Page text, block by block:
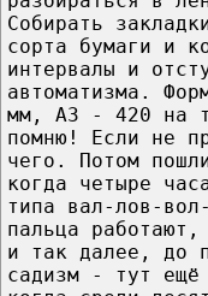
Собирать
сорта бумаги и
интервалы и
автоматизма.
мм, А3 - 420 на
помню! Если не
чего. Потом
когда четыре
типа вал-лов-
пальца
и так далее, до
садизм - тут ещё